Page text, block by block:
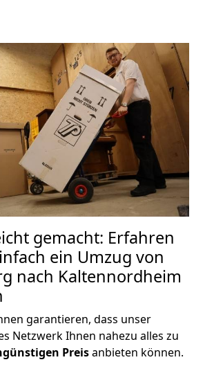
gemacht: Erfahren
ein Umzug von
nach Kaltennordheim
garantieren, dass unser
Netzwerk Ihnen nahezu alles zu
Preisanbieten können.